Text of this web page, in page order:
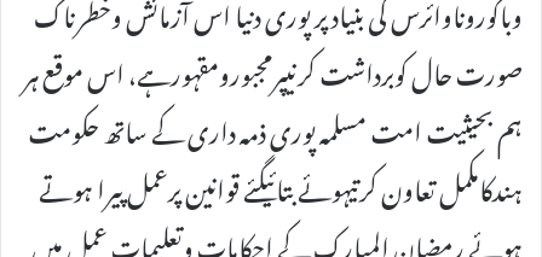
صورت حال کوبرداشت کرنیپرمجبورومقہورہے، اس موقع ہر
ہم بحیثیت امت مسلمہ پوری ذمہ داری کے ساتھ حکومت
ہندکامکمل تعاون کرتیہوئے بتائیگئے قوانین پرعمل پیرا ہوتے
ہوئے رمضان المبارک کے احکامات وتعلیمات عمل میں